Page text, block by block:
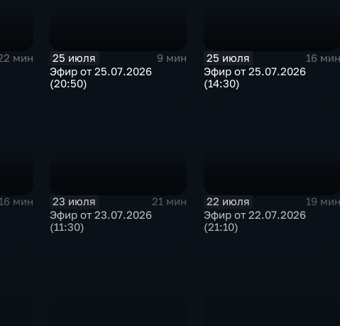
мин
25 июля
9 мин
Эфир от 25.07.2026
(20:50)
25 июля
16 мин
Эфир от 25.07.2026
(14:30)
16 мин
23 июля
21 мин
Эфир от 23.07.2026
(11:30)
22 июля
19 мин
Эфир от 22.07.2026
(21:10)